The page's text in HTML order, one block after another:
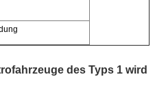
des Typs 1 wird